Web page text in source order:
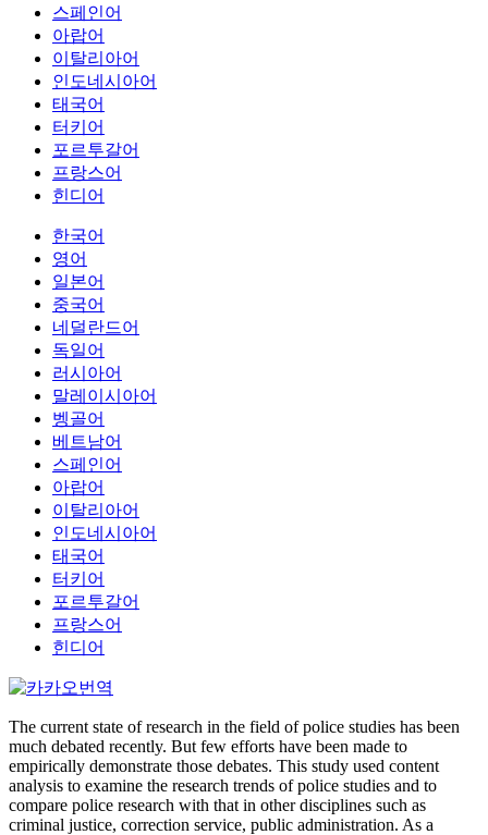
스페인어
아랍어
이탈리아어
인도네시아어
태국어
터키어
포르투갈어
프랑스어
힌디어
한국어
영어
일본어
중국어
네덜란드어
독일어
러시아어
말레이시아어
벵골어
베트남어
스페인어
아랍어
이탈리아어
인도네시아어
태국어
터키어
포르투갈어
프랑스어
힌디어
The current state of research in the field of police studies has been
much debated recently. But few efforts have been made to
empirically demonstrate those debates. This study used content
analysis to examine the research trends of police studies and to
compare police research with that in other disciplines such as
criminal justice, correction service, public administration. As a